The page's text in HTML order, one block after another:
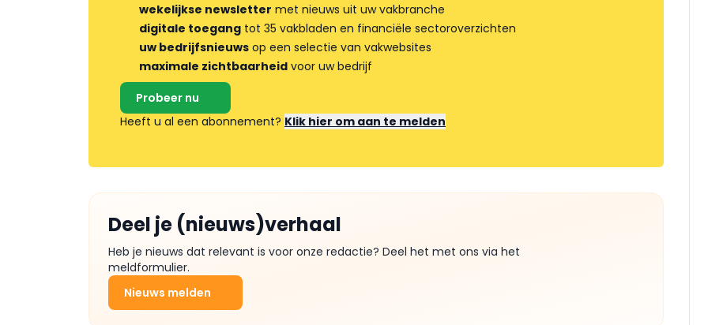
wekelijkse newsletter met nieuws uit uw vakbranche
digitale toegang tot 35 vakbladen en financiële sectoroverzichten
uw bedrijfsnieuws op een selectie van vakwebsites
maximale zichtbaarheid voor uw bedrijf
Probeer nu
Heeft u al een abonnement? Klik hier om aan te melden
Deel je (nieuws)verhaal
Heb je nieuws dat relevant is voor onze redactie? Deel het met ons via het
meldformulier.
Nieuws melden